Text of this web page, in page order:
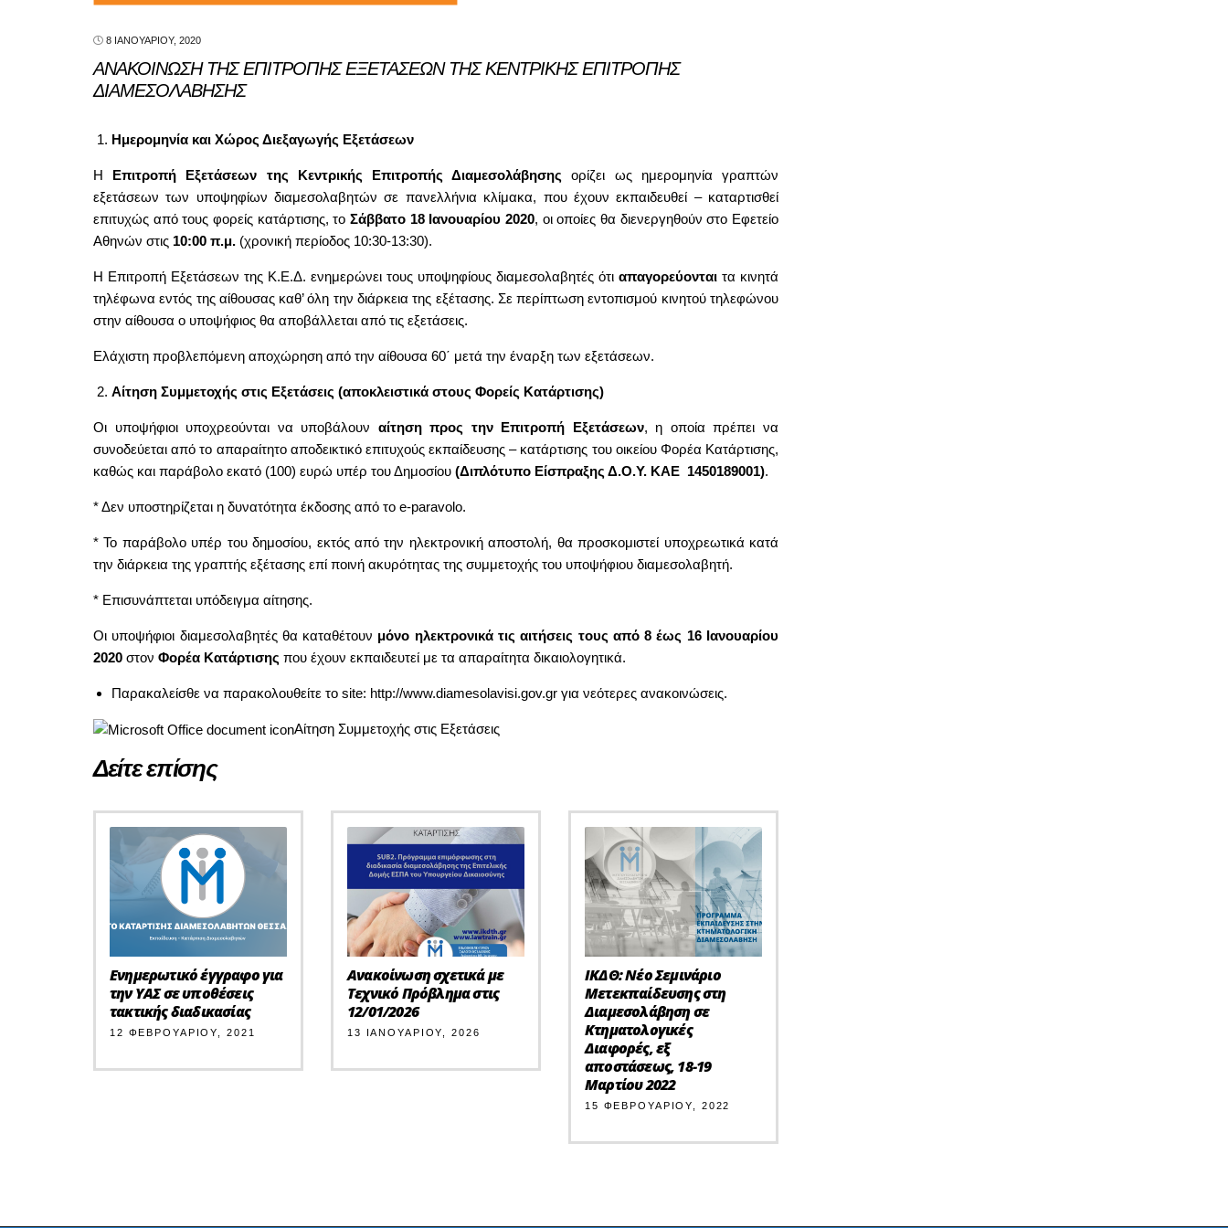
8 ΙΑΝΟΥΑΡΊΟΥ, 2020
ΑΝΑΚΟΙΝΩΣΗ ΤΗΣ ΕΠΙΤΡΟΠΗΣ ΕΞΕΤΑΣΕΩΝ ΤΗΣ ΚΕΝΤΡΙΚΗΣ ΕΠΙΤΡΟΠΗΣ
ΔΙΑΜΕΣΟΛΑΒΗΣΗΣ
Ημερομηνία και Χώρος Διεξαγωγής Εξετάσεων
Η Επιτροπή Εξετάσεων της Κεντρικής Επιτροπής Διαμεσολάβησης ορίζει ως ημερομηνία γραπτών
εξετάσεων των υποψηφίων διαμεσολαβητών σε πανελλήνια κλίμακα, που έχουν εκπαιδευθεί – καταρτισθεί
επιτυχώς από τους φορείς κατάρτισης, το Σάββατο 18 Ιανουαρίου 2020, οι οποίες θα διενεργηθούν στο Εφετείο
Αθηνών στις 10:00 π.μ. (χρονική περίοδος 10:30-13:30).
Η Επιτροπή Εξετάσεων της Κ.Ε.Δ. ενημερώνει τους υποψηφίους διαμεσολαβητές ότι απαγορεύονται τα κινητά
τηλέφωνα εντός της αίθουσας καθ’ όλη την διάρκεια της εξέτασης. Σε περίπτωση εντοπισμού κινητού τηλεφώνου
στην αίθουσα ο υποψήφιος θα αποβάλλεται από τις εξετάσεις.
Ελάχιστη προβλεπόμενη αποχώρηση από την αίθουσα 60΄ μετά την έναρξη των εξετάσεων.
Αίτηση Συμμετοχής στις Εξετάσεις (αποκλειστικά στους Φορείς Κατάρτισης)
Οι υποψήφιοι υποχρεούνται να υποβάλουν αίτηση προς την Επιτροπή Εξετάσεων, η οποία πρέπει να
συνοδεύεται από το απαραίτητο αποδεικτικό επιτυχούς εκπαίδευσης – κατάρτισης του οικείου Φορέα Κατάρτισης,
καθώς και παράβολο εκατό (100) ευρώ υπέρ του Δημοσίου (Διπλότυπο Είσπραξης Δ.Ο.Υ. ΚΑΕ 1450189001).
* Δεν υποστηρίζεται η δυνατότητα έκδοσης από το e-paravolo.
* Το παράβολο υπέρ του δημοσίου, εκτός από την ηλεκτρονική αποστολή, θα προσκομιστεί υποχρεωτικά κατά
την διάρκεια της γραπτής εξέτασης επί ποινή ακυρότητας της συμμετοχής του υποψήφιου διαμεσολαβητή.
* Επισυνάπτεται υπόδειγμα αίτησης.
Οι υποψήφιοι διαμεσολαβητές θα καταθέτουν μόνο ηλεκτρονικά τις αιτήσεις τους από 8 έως 16 Ιανουαρίου
2020 στον Φορέα Κατάρτισης που έχουν εκπαιδευτεί με τα απαραίτητα δικαιολογητικά.
Παρακαλείσθε να παρακολουθείτε το site: http://www.diamesolavisi.gov.gr για νεότερες ανακοινώσεις.
Αίτηση Συμμετοχής στις Εξετάσεις
Δείτε επίσης
Ενημερωτικό έγγραφο για
την ΥΑΣ σε υποθέσεις
τακτικής διαδικασίας
12 ΦΕΒΡΟΥΑΡΊΟΥ, 2021
Ανακοίνωση σχετικά με
Τεχνικό Πρόβλημα στις
12/01/2026
13 ΙΑΝΟΥΑΡΊΟΥ, 2026
ΙΚΔΘ: Νέο Σεμινάριο
Μετεκπαίδευσης στη
Διαμεσολάβηση σε
Κτηματολογικές
Διαφορές, εξ
αποστάσεως, 18-19
Μαρτίου 2022
15 ΦΕΒΡΟΥΑΡΊΟΥ, 2022